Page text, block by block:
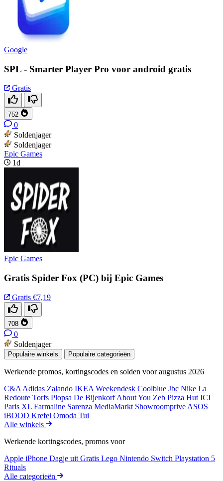
Google
SPL - Smarter Player Pro voor android gratis
Gratis
752
0
Soldenjager
Soldenjager
Epic Games
1d
Epic Games
Gratis Spider Fox (PC) bij Epic Games
Gratis €7,19
708
0
Soldenjager
Populaire winkels Populaire categorieën
Werkende promos, kortingscodes en solden voor augustus 2026
C&A Adidas Zalando IKEA Weekendesk Coolblue Jbc Nike La
Redoute Torfs Plopsa De BijenkorfAbout You Zeb Pizza Hut ICI
Paris XL Farmaline Sarenza MediaMarkt Showroomprive ASOS
iBOOD Krefel Omoda Tui
Alle winkels
Werkende kortingscodes, promos voor
Apple iPhone Dagje uit Gratis Lego Nintendo Switch Playstation 5
Rituals
Alle categorieën